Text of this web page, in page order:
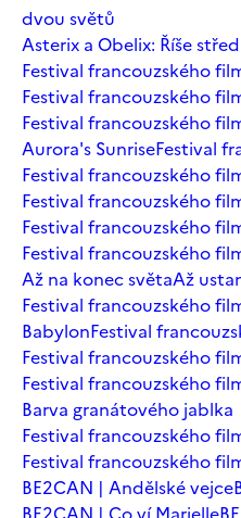
dvou světů
Asterix a Obelix: Říše
Festival francouzského
Festival francouzského
Festival francouzského
Aurora's SunriseFestival
Festival francouzského
Festival francouzského
Festival francouzského
Festival francouzského
Až na konec světaAž
Festival francouzského
BabylonFestival
Festival francouzského
Festival francouzského
Barva granátového jablka
Festival francouzského
Festival francouzského
BE2CAN | Andělské vejce